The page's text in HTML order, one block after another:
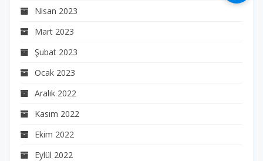
Nisan 2023
Mart 2023
Şubat 2023
Ocak 2023
Aralık 2022
Kasım 2022
Ekim 2022
Eylül 2022